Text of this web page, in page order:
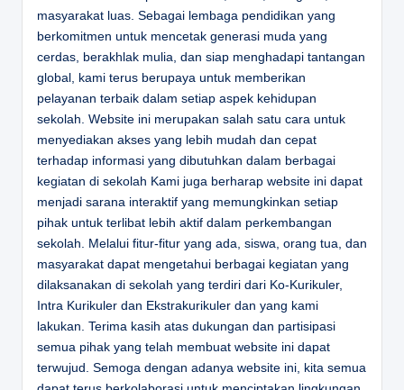
masyarakat luas. Sebagai lembaga pendidikan yang
berkomitmen untuk mencetak generasi muda yang
cerdas, berakhlak mulia, dan siap menghadapi tantangan
global, kami terus berupaya untuk memberikan
pelayanan terbaik dalam setiap aspek kehidupan
sekolah. Website ini merupakan salah satu cara untuk
menyediakan akses yang lebih mudah dan cepat
terhadap informasi yang dibutuhkan dalam berbagai
kegiatan di sekolah Kami juga berharap website ini dapat
menjadi sarana interaktif yang memungkinkan setiap
pihak untuk terlibat lebih aktif dalam perkembangan
sekolah. Melalui fitur-fitur yang ada, siswa, orang tua, dan
masyarakat dapat mengetahui berbagai kegiatan yang
dilaksanakan di sekolah yang terdiri dari Ko-Kurikuler,
Intra Kurikuler dan Ekstrakurikuler dan yang kami
lakukan. Terima kasih atas dukungan dan partisipasi
semua pihak yang telah membuat website ini dapat
terwujud. Semoga dengan adanya website ini, kita semua